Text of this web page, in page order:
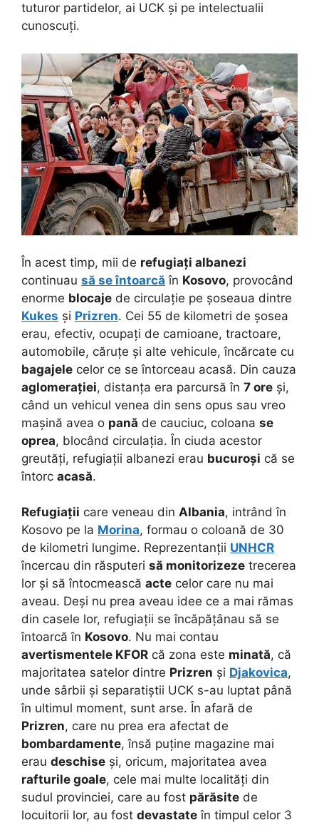
tuturor partidelor, ai UCK și pe intelectualii
cunoscuți.
În acest timp, mii de refugiați albanezi
continuau să se întoarcă în Kosovo, provocând
enorme blocaje de circulație pe șoseaua dintre
Kukes și Prizren. Cei 55 de kilometri de șosea
erau, efectiv, ocupați de camioane, tractoare,
automobile, căruțe și alte vehicule, încărcate cu
bagajele celor ce se întorceau acasă. Din cauza
aglomerației, distanța era parcursă în 7 ore și,
când un vehicul venea din sens opus sau vreo
mașină avea o pană de cauciuc, coloana se
oprea, blocând circulația. În ciuda acestor
greutăți, refugiații albanezi erau bucuroși că se
întorc acasă.
Refugiații care veneau din Albania, intrând în
Kosovo pe la Morina, formau o coloană de 30
de kilometri lungime. Reprezentanții UNHCR
încercau din răsputeri să monitorizeze trecerea
lor și să întocmească acte celor care nu mai
aveau. Deși nu prea aveau idee ce a mai rămas
din casele lor, refugiații se încăpățânau să se
întoarcă în Kosovo. Nu mai contau
avertismentele KFOR că zona este minată, că
majoritatea satelor dintre Prizren și Djakovica,
unde sârbii și separatiștii UCK s-au luptat până
în ultimul moment, sunt arse. În afară de
Prizren, care nu prea era afectat de
bombardamente, însă puține magazine mai
erau deschise și, oricum, majoritatea avea
rafturile goale, cele mai multe localități din
sudul provinciei, care au fost părăsite de
locuitorii lor, au fost devastate în timpul celor 3